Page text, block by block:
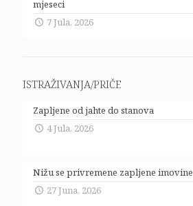
mjeseci
7 Jula, 2026
ISTRAŽIVANJA/PRIČE
Zapljene od jahte do stanova
4 Jula, 2026
Nižu se privremene zapljene imovine
27 Juna, 2026